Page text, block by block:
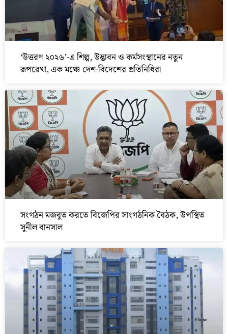
‘উত্তরণ ২০২৬’-এ শিল্প, উদ্ভাবন ও কর্মসংস্থানের নতুন
রূপরেখা, এক মঞ্চে দেশ-বিদেশের প্রতিনিধিরা
সংগঠন মজবুত করতে বিজেপির সাংগঠনিক বৈঠক, উপস্থিত
সুনীল বানসাল